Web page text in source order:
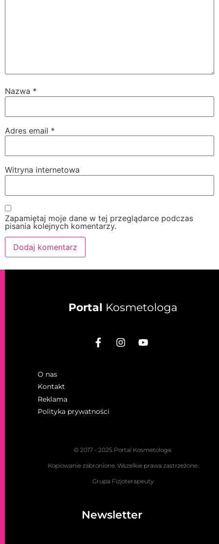
Nazwa *
Adres email *
Witryna internetowa
Zapamiętaj moje dane w tej przeglądarce podczas
pisania kolejnych komentarzy.
Portal Kosmetologa
O nas
Kontakt
Reklama
Polityka prywatności
© 2017 - 2025 Portal Kosmetologa.
Kopiowanie zabronione. Wszelkie prawa zastrzeżone.
Grupa Fizjoterapeuty
Newsletter